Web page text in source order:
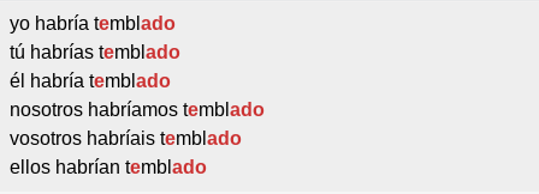
yo habría tembl ado
tú habrías tembl ado
él habría tembl ado
nosotros habríamos tembl ado
vosotros habríais tembl ado
ellos habrían tembl ado